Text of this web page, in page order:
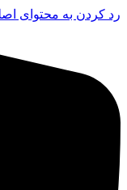
رد کردن به محتوای